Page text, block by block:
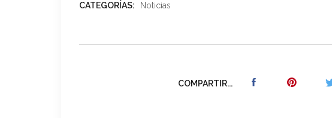
CATEGORÍAS: Noticias
COMPARTIR...